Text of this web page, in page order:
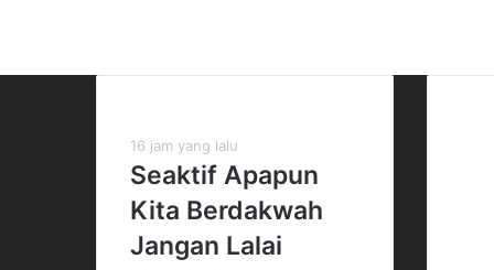
16 jam yang lalu
Seaktif Apapun
Kita Berdakwah
Jangan Lalai